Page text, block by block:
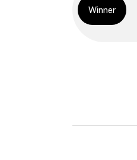
Winner